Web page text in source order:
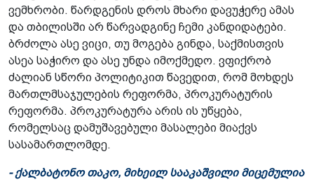
ვემხრობი. წარდგენის დროს მხარი დავუჭერე ამას
და თბილისში არ წარვადგინე ჩემი კანდიდატები.
ბრძოლა ასე ვიცი, თუ მოგება გინდა, საქმისთვის
ასეა საჭირო და ასე უნდა იმოქმედო. ვფიქრობ
ძალიან სწორი პოლიტიკით წავედით, რომ მოხდეს
მართლმსაჯულების რეფორმა, პროკურატურის
რეფორმა. პროკურატურა არის ის უწყება,
რომელსაც დამუშავებული მასალები მიაქვს
სასამართლომდე.
- ქალბატონო თაკო, მიხეილ სააკაშვილი მიცემულია